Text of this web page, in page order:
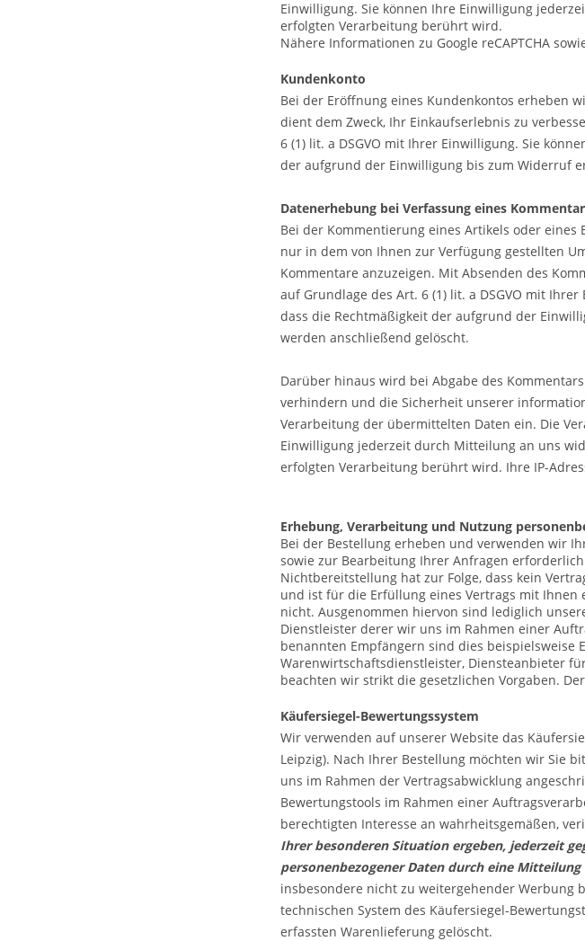
Einwilligung. Sie können Ihre Einwilligung
erfolgten Verarbeitung berührt wird.
Nähere Informationen zu Google reCAPTCHA
Kundenkonto
Bei der Eröffnung eines Kundenkontos erheben
dient dem Zweck, Ihr Einkaufserlebnis zu
6 (1) lit. a DSGVO mit Ihrer Einwilligung. Sie
der aufgrund der Einwilligung bis zum Widerruf
Datenerhebung bei Verfassung eines
Bei der Kommentierung eines Artikels oder eines
nur in dem von Ihnen zur Verfügung gestellten
Kommentare anzuzeigen. Mit Absenden des
auf Grundlage des Art. 6 (1) lit. a DSGVO mit
dass die Rechtmäßigkeit der aufgrund der
werden anschließend gelöscht.
Darüber hinaus wird bei Abgabe des
verhindern und die Sicherheit unserer
Verarbeitung der übermittelten Daten ein. Die
Einwilligung jederzeit durch Mitteilung an uns
erfolgten Verarbeitung berührt wird. Ihre IP-
Erhebung, Verarbeitung und Nutzung
Bei der Bestellung erheben und verwenden wir
sowie zur Bearbeitung Ihrer Anfragen
Nichtbereitstellung hat zur Folge, dass kein
und ist für die Erfüllung eines Vertrags mit
nicht. Ausgenommen hiervon sind lediglich
Dienstleister derer wir uns im Rahmen einer
benannten Empfängern sind dies beispielsweise
Warenwirtschaftsdienstleister, Diensteanbieter
beachten wir strikt die gesetzlichen Vorgaben.
Käufersiegel-Bewertungssystem
Wir verwenden auf unserer Website das
Leipzig). Nach Ihrer Bestellung möchten wir Sie
uns im Rahmen der Vertragsabwicklung
Bewertungstools im Rahmen einer
berechtigten Interesse an wahrheitsgemäßen,
Ihrer besonderen Situation ergeben, jederzeit
personenbezogener Daten durch eine
insbesondere nicht zu weitergehender Werbung
technischen System des Käufersiegel-
erfassten Warenlieferung gelöscht.